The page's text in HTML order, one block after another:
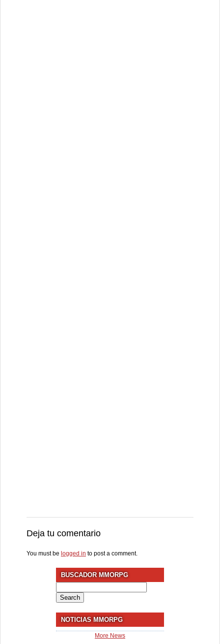
Deja tu comentario
You must be logged in to post a comment.
BUSCADOR MMORPG
for:
NOTICIAS MMORPG
More News